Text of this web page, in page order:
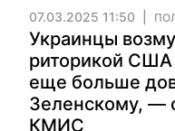
07.03.2025 11:50
Украинцы
риторикой США
еще больше
Зеленскому, —
КМИС